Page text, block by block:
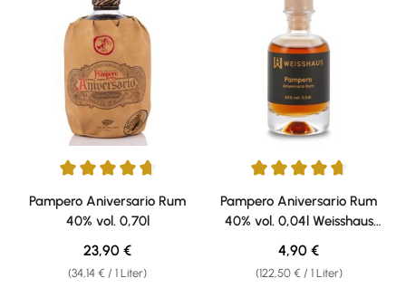
Durchschnittliche Bewertung von 4.67 von 5 Sternen
Pampero Aniversario Rum
40% vol. 0,70l
(34,14 € / 1 Liter)
Regulärer Preis:
23,90 €
Durchschnittliche Bewertung
Pampero Aniversario Rum
40% vol. 0,04l Weisshaus
Sample
(122,50 € / 1 Liter)
Regulärer Preis:
4,90 €